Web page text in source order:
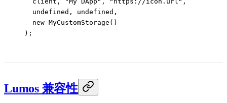
  undefined
, undefined ,
  new
MyCustomStorage ()
);
Lumos 兼容性